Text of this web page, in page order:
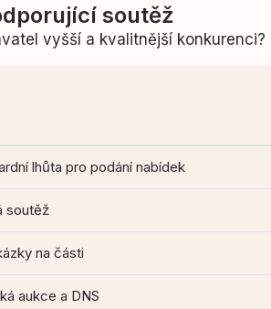
soutěž
vyšší a kvalitnější konkurenci?
lhůta pro podání nabídek
soutěž
na části
aukce a DNS